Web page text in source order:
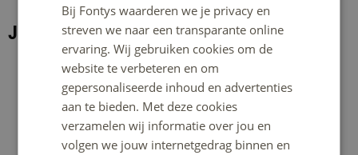
J.H.M. (Jack) Keulers MSc
Specialization:
Bij Fontys waarderen we je privacy en
streven we naar een transparante online
ervaring. Wij gebruiken cookies om de
website te verbeteren en om
gepersonaliseerde inhoud en advertenties
aan te bieden. Met deze cookies
verzamelen wij informatie over jou en
volgen we jouw internetgedrag binnen en